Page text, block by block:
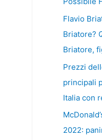
Flavio
Briatore?
Briatore,
Prezzi
principali
Italia con
2022: